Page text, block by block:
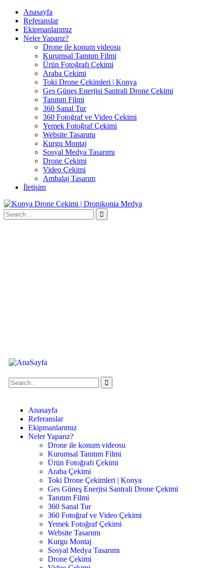
Anasayfa
Referanslar
Ekipmanlarımız
Neler Yaparız?
Drone ile konum videosu
Kurumsal Tanıtım Filmi
Ürün Fotoğrafı Çekimi
Araba Çekimi
Toki Drone Çekimleri | Konya
Ges Güneş Enerjisi Santrali Drone Çekimi
Tanıtım Filmi
360 Sanal Tur
360 Fotoğraf ve Video Çekimi
Yemek Fotoğraf Çekimi
Website Tasarımı
Kurgu Montaj
Sosyal Medya Tasarımı
Drone Çekimi
Video Çekimi
Ambalaj Tasarım
İletişim
Anasayfa
Referanslar
Ekipmanlarımız
Neler Yaparız?
Drone ile konum videosu
Kurumsal Tanıtım Filmi
Ürün Fotoğrafı Çekimi
Araba Çekimi
Toki Drone Çekimleri | Konya
Ges Güneş Enerjisi Santrali Drone Çekimi
Tanıtım Filmi
360 Sanal Tur
360 Fotoğraf ve Video Çekimi
Yemek Fotoğraf Çekimi
Website Tasarımı
Kurgu Montaj
Sosyal Medya Tasarımı
Drone Çekimi